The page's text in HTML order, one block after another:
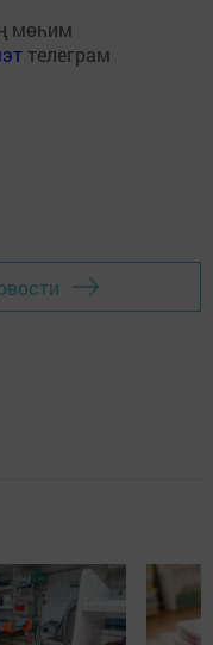
мөһим
телеграм